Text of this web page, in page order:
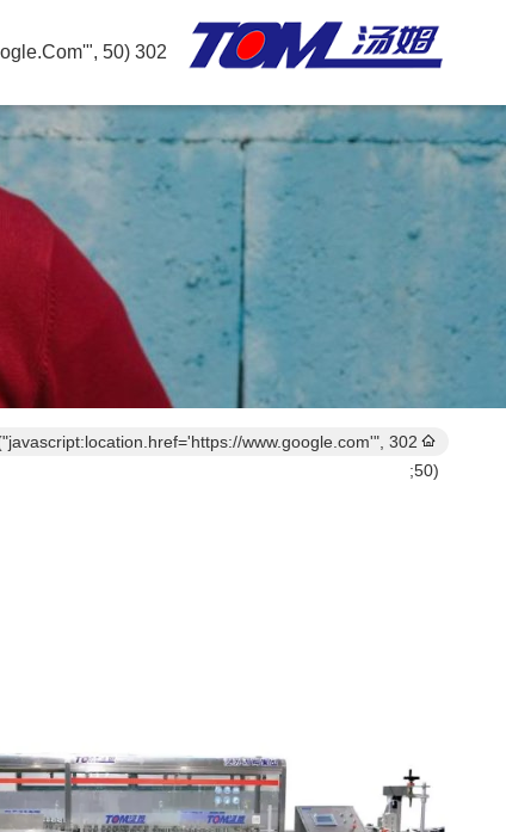
302 SetTimeout("javascript:location.href='https://www.google.com'", 50);
www.google.com'",
50);